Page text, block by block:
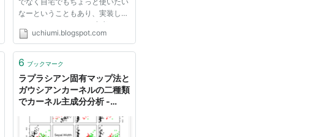
なーということもあり、実装して
みることにしました。 参考にし
たのは以下の論文です。 ラプラ
ックスルーログからの意味カテゴ
uchiumi.blogspot.com
6 ブックマーク
ラプラシアン固有マップ法と
ガウシアンカーネルの二種類
でカーネル主成分分析 -